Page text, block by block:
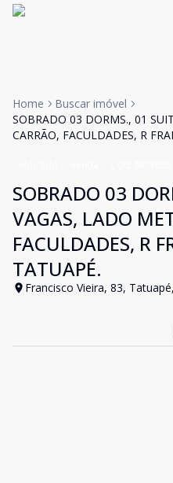
Home
Buscar imóvel
SOBRADO 03 DORMS., 01
CARRÃO, FACULDADES, R
SOBRADO 03
VAGAS, LADO
FACULDADES, R
TATUAPÉ.
Francisco Vieira, 83,